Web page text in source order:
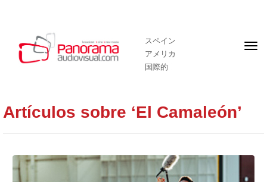
スペイン
アメリカ
国際的
フ
Artículos sobre ‘El Camaleón’